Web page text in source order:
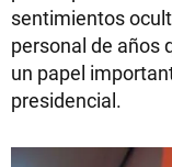
sentimientos
personal de años
un papel
presidencial.